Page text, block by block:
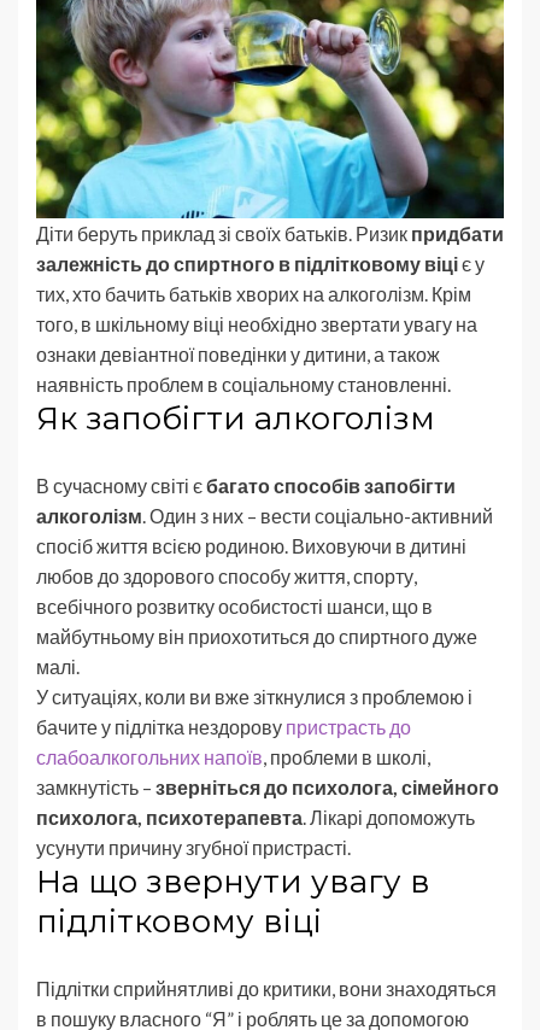
Діти беруть приклад зі своїх батьків. Ризик придбати
залежність до спиртного в підлітковому віціє у
тих, хто бачить батьків хворих на алкоголізм. Крім
того, в шкільному віці необхідно звертати увагу на
ознаки девіантної поведінки у дитини, а також
наявність проблем в соціальному становленні.
Як запобігти алкоголізм
В сучасному світі єбагато способів запобігти
алкоголізм . Один з них – вести соціально-активний
спосіб життя всією родиною. Виховуючи в дитині
любов до здорового способу життя, спорту,
всебічного розвитку особистості шанси, що в
майбутньому він приохотиться до спиртного дуже
малі.
У ситуаціях, коли ви вже зіткнулися з проблемою і
бачите у підлітка нездорову пристрасть до
слабоалкогольних напоїв , проблеми в школі,
замкнутість – зверніться до психолога, сімейного
психолога, психотерапевта . Лікарі допоможуть
усунути причину згубної пристрасті.
На що звернути увагу в
підлітковому віці
Підлітки сприйнятливі до критики, вони знаходяться
в пошуку власного “Я” і роблять це за допомогою